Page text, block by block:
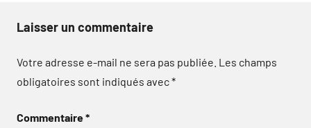
Laisser un commentaire
Votre adresse e-mail ne sera pas publiée. Les champs
obligatoires sont indiqués avec*
Commentaire*